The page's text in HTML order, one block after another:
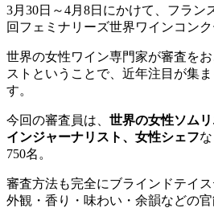
3月30日～4月8日にかけて、フラン
回フェミナリーズ世界ワインコンク
世界の女性ワイン専門家が審査を
ストということで、近年注目が集
す。
今回の審査員は、 世界の女性ソム
インジャーナリスト、女性シェフ
750名。
審査方法も完全にブラインドテイス
外観・香り・味わい・余韻などの